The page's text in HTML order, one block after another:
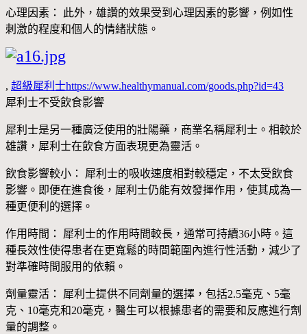
心理因素： 此外，雄讚的效果受到心理因素的影響，例如性
刺激的程度和個人的情緒狀態。
, 超級犀利士https://www.healthymanual.com/goods.php?id=43
犀利士不受飲食影響
犀利士是另一種廣泛使用的壯陽藥，商業名稱犀利士。相較於
雄讚，犀利士在飲食方面表現更為靈活。
飲食影響較小： 犀利士的吸收速度相對較穩定，不太受飲食
影響。即便在進食後，犀利士仍能有效發揮作用，使其成為一
種更便利的選擇。
作用時間： 犀利士的作用時間較長，通常可持續36小時。這
種長效性使得患者在更寬鬆的時間範圍內進行性活動，減少了
對準確時間服用的依賴。
劑量靈活： 犀利士提供不同劑量的選擇，包括2.5毫克、5毫
克、10毫克和20毫克，醫生可以根據患者的需要和反應進行劑
量的調整。